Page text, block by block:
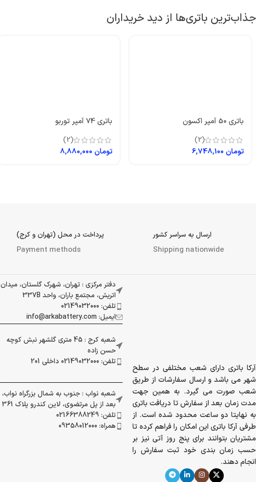
جذاب‌ترین باتری‌ها از دید خریداران
باتری 50 آمپر اکسون
(2)
تومان
باتری 74 آمپر توربو
(2)
تومان
ارسال به سراسر کشور
Shipping nationwide
پرداخت در محل (تهران و کرج)
Payment methods
آرکا باتری دارای شعب مختلفی در سطح
شهر می باشد و ارسال سفارشات از طریق
شعب صورت می گیرد. به همین جهت
مدت زمان بعد از سفارش تا دریافت باتری
به نهایتا دو ساعت محدود شده است. از
طرفی آرکا باتری این امکان را فراهم کرده تا
مشتریان بتوانند برای پنج روز آتی نیز بر
حسب زمان بندی خود ثبت سفارش را
انجام دهند.
دفتر مرکزی : تهران، شهرک گلستان، میدان
اتریش، مجتمع باران، واحد 337B
تلفن: 02149032000
ایمیل: info@arkabattery.com
شعبه کرج : 45 متری گلشهر نبش کوچه
حسن زاده
تلفن: 02149032000 داخلی 201
شعبه نواب : جنوب به شمال بزرگراه نواب،
بعد از پل مرتضوی، لاین کندرو پلاک 361
تلفن: 02166388249
همراه: 09358012000